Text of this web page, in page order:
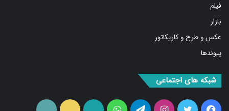
شبکه های اجتماعی
فیس توییتراینستاگرام
تلگرامواتس
آپارات ایتا